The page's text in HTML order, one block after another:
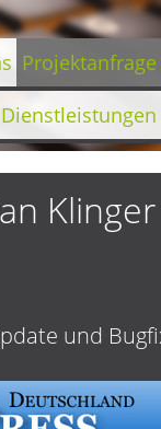
Projektanfrage
Dienstleistungen
Klinger
und